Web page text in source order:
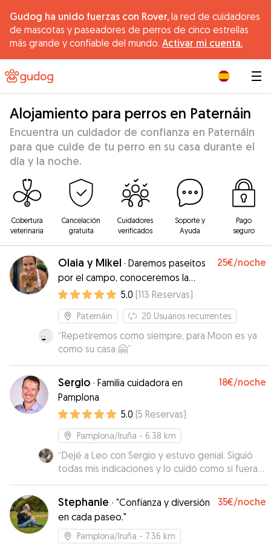
Gudog ha unido fuerzas con Rover, la red de cuidadores
de mascotas y paseadores de perros de cinco estrellas
más grande y confiable del mundo. Activar mi cuenta.
Alojamiento para perros en Paternáin
Encuentra un cuidador de confianza en Paternáin
para que cuide de tu perro en su casa durante el
día y la noche.
Cobertura
veterinaria
Cancelación
gratuita
Cuidadores
verificados
Soporte y
Ayuda
Pago
seguro
Olaia y Mikel · Daremos paseitos
por el campo, conoceremos la
ciudad y con Guss hará muy buenas
migas!! es muy juguetón y se
llevarán genial!Aquí tendrá...
25€/noche
5.0 (113 Reservas)
Paternáin 20 Usuarios recurrentes
“Repetiremos como siempre, para Moon es ya
como su casa 🤗”
Sergio · Familia cuidadora en
Pamplona
18€/noche
5.0 (5 Reservas)
Pamplona/Iruña - 6.38 km
“Dejé a Leo con Sergio y estuvo genial. Siguió
todas mis indicaciones y lo cuidó como si fuera
suyo. Me estuvo informando todo el tiempo.
Repetiremos sin duda con Sergio.
Stephanie · "Confianza y diversión
en cada paseo."
35€/noche
Pamplona/Iruña - 7.36 km